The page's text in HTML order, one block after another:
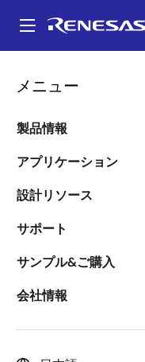
ン
メニュー
製品情報
アプリケーション
設計リソース
サポート
サンプル&ご購入
会社情報
パ
ン
く
ず
析